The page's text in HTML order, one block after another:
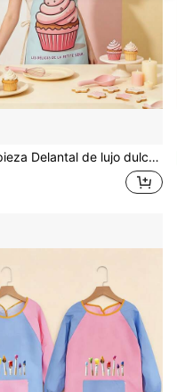
una atmósfera de hogar dulce y lujosa, ideal para adultos que cocinan, hacen postres, presentan el té de la tarde, atuendo de estudio de repostería artesanal, el texto francés de nicho añade atmósfera, creando un estilo de repostería francés único, evita la contaminación de sopa y manchas en la ropa, adecuado para la cocina diaria de una chica delicada